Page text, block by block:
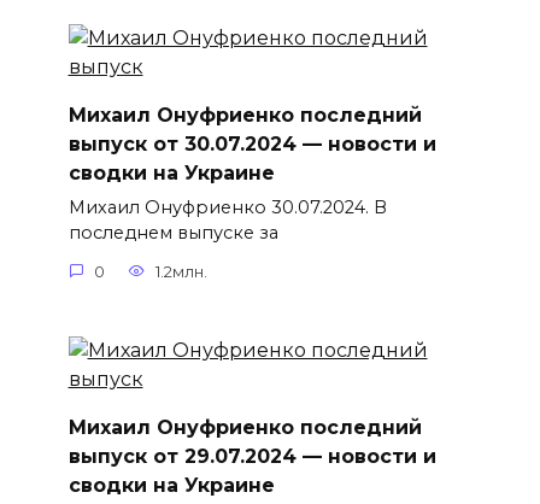
Михаил Онуфриенко последний
выпуск от 30.07.2024 — новости и
сводки на Украине
Михаил Онуфриенко 30.07.2024. В
последнем выпуске за
0 1.2млн.
Михаил Онуфриенко последний
выпуск от 29.07.2024 — новости и
сводки на Украине